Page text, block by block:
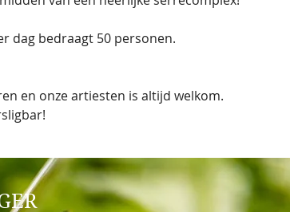
dag bedraagt 50 personen.
en onze artiesten is altijd welkom.